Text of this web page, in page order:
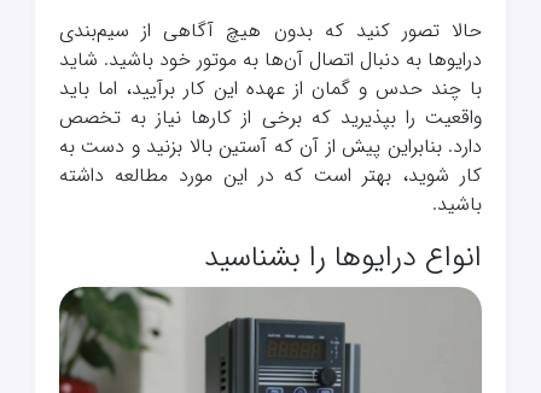
حالا تصور کنید که بدون هیچ آگاهی از سیم‌بندی
درایوها به دنبال اتصال آن‌ها به موتور خود باشید. شاید
با چند حدس و گمان از عهده این کار برآیید، اما باید
واقعیت را بپذیرید که برخی از کارها نیاز به تخصص
دارد. بنابراین پیش از آن که آستین بالا بزنید و دست به
کار شوید، بهتر است که در این مورد مطالعه داشته
باشید.
انواع درایوها را بشناسید